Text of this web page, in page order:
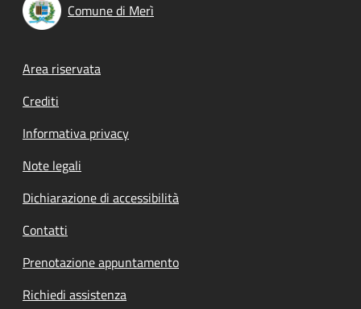
Comune di Merì
Footer menu
Area riservata
Crediti
Informativa privacy
Note legali
Dichiarazione di accessibilità
Contatti
Prenotazione appuntamento
Richiedi assistenza